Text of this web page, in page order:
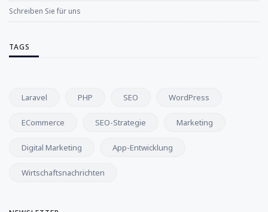
Schreiben Sie für uns
TAGS
Laravel PHP SEO WordPress
ECommerce SEO-Strategie Marketing
Digital Marketing App-Entwicklung
Wirtschaftsnachrichten